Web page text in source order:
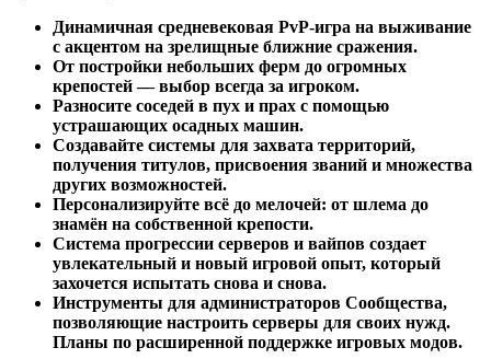
Динамичная средневековая PvP-игра на выживание
с акцентом на зрелищные ближние сражения.
От постройки небольших ферм до огромных
крепостей — выбор всегда за игроком.
Разносите соседей в пух и прах с помощью
устрашающих осадных машин.
Создавайте системы для захвата территорий,
получения титулов, присвоения званий и множества
других возможностей.
Персонализируйте всё до мелочей: от шлема до
знамён на собственной крепости.
Система прогрессии серверов и вайпов создает
увлекательный и новый игровой опыт, который
захочется испытать снова и снова.
Инструменты для администраторов Сообщества,
позволяющие настроить серверы для своих нужд.
Планы по расширенной поддержке игровых модов.